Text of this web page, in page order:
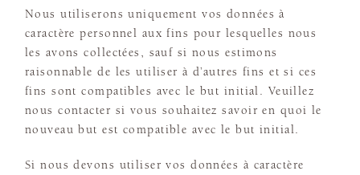
Nous utiliserons uniquement vos données à
caractère personnel aux fins pour lesquelles nous
les avons collectées, sauf si nous estimons
raisonnable de les utiliser à d’autres fins et si ces
fins sont compatibles avec le but initial. Veuillez
nous contacter si vous souhaitez savoir en quoi le
nouveau but est compatible avec le but initial.
Si nous devons utiliser vos données à caractère